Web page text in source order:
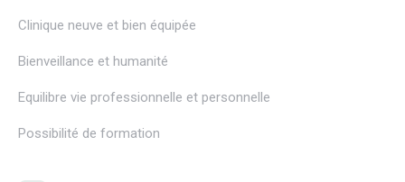
Clinique neuve et bien équipée
Bienveillance et humanité
Equilibre vie professionnelle et personnelle
Possibilité de formation